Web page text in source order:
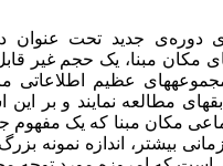
دوره‌ی جدید تحت
مکان مبنا، یک حجم غیر
عظیم اطلاعاتی
مطالعه نمایند و بر
مکان مبنا که یک
بیشتر، اندازه نمونه